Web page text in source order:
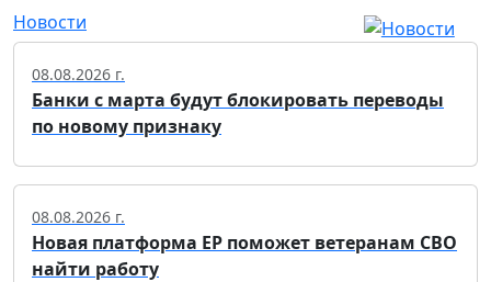
Новости
08.08.2026 г.
Банки с марта будут блокировать переводы
по новому признаку
08.08.2026 г.
Новая платформа ЕР поможет ветеранам СВО
найти работу